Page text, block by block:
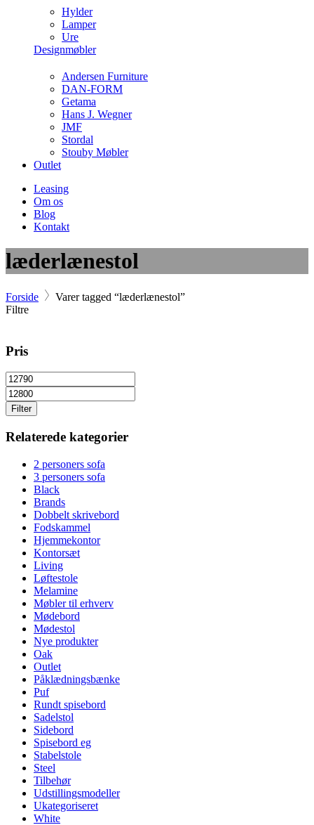
Hylder
Lamper
Ure
Designmøbler
Andersen Furniture
DAN-FORM
Getama
Hans J. Wegner
JMF
Stordal
Stouby Møbler
Outlet
Leasing
Om os
Blog
Kontakt
læderlænestol
Forside
Varer tagged “læderlænestol”
Filtre
Pris
Filter
Relaterede kategorier
2 personers sofa
3 personers sofa
Black
Brands
Dobbelt skrivebord
Fodskammel
Hjemmekontor
Kontorsæt
Living
Løftestole
Melamine
Møbler til erhverv
Mødebord
Mødestol
Nye produkter
Oak
Outlet
Påklædningsbænke
Puf
Rundt spisebord
Sadelstol
Sidebord
Spisebord eg
Stabelstole
Steel
Tilbehør
Udstillingsmodeller
Ukategoriseret
White